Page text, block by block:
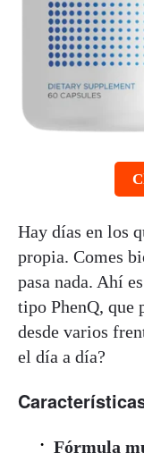
Hay días en los
propia. Comes
pasa nada. Ahí
tipo PhenQ, que
desde varios
el día a día?
Fórmula